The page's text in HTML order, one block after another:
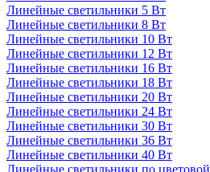
Линейные светильники 5 Вт
Линейные светильники 8 Вт
Линейные светильники 10 Вт
Линейные светильники 12 Вт
Линейные светильники 16 Вт
Линейные светильники 18 Вт
Линейные светильники 20 Вт
Линейные светильники 24 Вт
Линейные светильники 30 Вт
Линейные светильники 36 Вт
Линейные светильники 40 Вт
Линейные светильники по цветовой